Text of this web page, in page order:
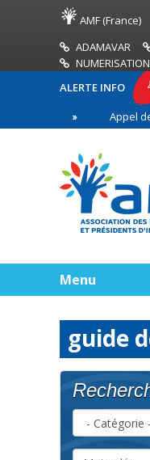
AMF (France)
ADAMAVAR
ALERTE INFO
Appel de fonds
Menu
guide